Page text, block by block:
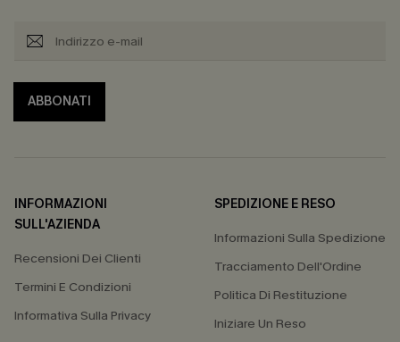
ABBONATI
INFORMAZIONI
SULL'AZIENDA
Recensioni Dei Clienti
Termini E Condizioni
Informativa Sulla Privacy
SPEDIZIONE E RESO
Informazioni Sulla Spedizione
Tracciamento Dell'Ordine
Politica Di Restituzione
Iniziare Un Reso